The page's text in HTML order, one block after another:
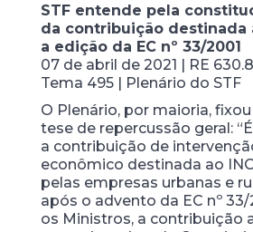
STF entende pela
da contribuição destinada
a edição da EC nº 33/2001
07 de abril de 2021 | RE
Tema 495 | Plenário do STF
O Plenário, por maioria,
tese de repercussão geral:
a contribuição de
econômico destinada ao
pelas empresas urbanas e
após o advento da EC nº 33/
os Ministros, a contribuição